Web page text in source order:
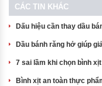
CÁC TIN KHÁC
Dấu hiệu cần thay dầu
Dầu bánh răng hở giúp
7 sai lầm khi chọn bình
Bình xịt an toàn thực